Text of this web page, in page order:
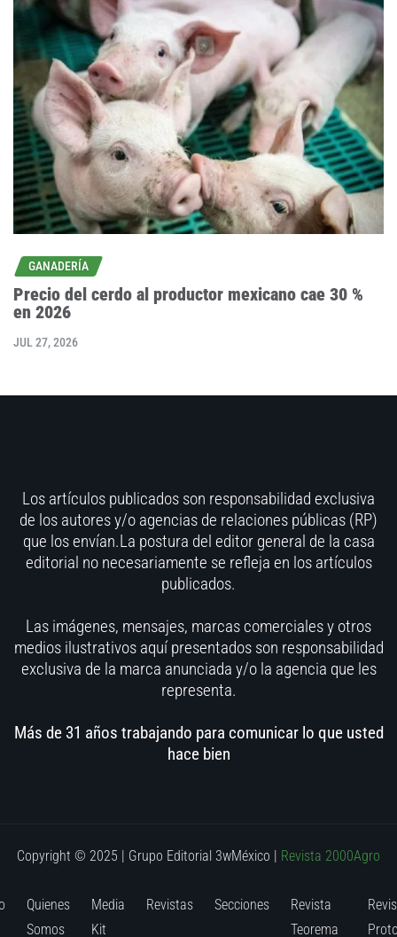
GANADERÍA
Precio del cerdo al productor mexicano cae 30 %
en 2026
JUL 27, 2026
Los artículos publicados son responsabilidad exclusiva
de los autores y/o agencias de relaciones públicas (RP)
que los envían.La postura del editor general de la casa
editorial no necesariamente se refleja en los artículos
publicados.
Las imágenes, mensajes, marcas comerciales y otros
medios ilustrativos aquí presentados son responsabilidad
exclusiva de la marca anunciada y/o la agencia que les
representa.
Más de 31 años trabajando para comunicar lo que usted
hace bien
Copyright © 2025 | Grupo Editorial 3wMéxico Revista 2000Agro
Quienes
Somos
Media
Kit
Revistas Secciones
Revista
Teorema